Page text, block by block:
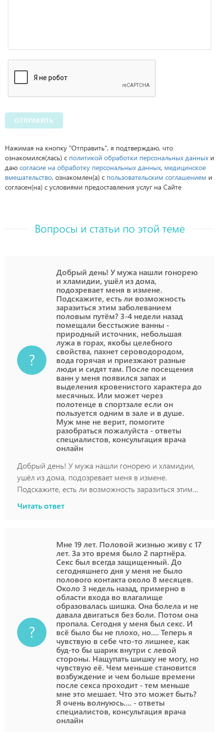
ОТПРАВИТЬ
Нажимая на кнопку "Отправить", я подтверждаю, что
ознакомился(лась) с политикой обработки персональных данных и
даю согласие на обработку персональных данных, медицинское
вмешательство, ознакомлен(а) с пользовательским соглашением и
согласен(на) с условиями предоставления услуг на Сайте
Вопросы и статьи по этой теме
Добрый день! У мужа нашли гонорею
и хламидии, ушёл из дома,
подозревает меня в измене.
Подскажите, есть ли возможность
заразиться этим заболеванием
половым путём? 3-4 недели назад
помещали бесстыжие ванны -
природный источник, небольшая
лужа в горах, якобы целебного
свойства, пахнет сероводородом,
вода горячая и приезжают разные
люди и сидят там. После посещения
ванн у меня появился запах и
выделения кровенистого характера до
месячных. Или может через
полотенце в спортзале если он
пользуется одним в зале и в душе.
Муж мне не верит, помогите
разобраться пожалуйста - ответы
специалистов, консультация врача
онлайн
Добрый день! У мужа нашли гонорею и хламидии,
ушёл из дома, подозревает меня в измене.
Подскажите, есть ли возможность заразиться этим
разные люди и сидят там. После посещения ванн у
меня появился запах и выделения кровенистого
характера до месячных. Или может через полотенце
в спортзале если он пользуется одним в зале и в
душе. Муж мне не верит, помогите разобраться
пожалуйста
Читать ответ
Мне 19 лет. Половой жизнью живу с 17
лет. За это время было 2 партнёра.
Секс был всегда защищенный. До
сегодняшнего дня у меня не было
полового контакта около 8 месяцев.
Около 3 недель назад, примерно в
области входа во влагалище
образовалась шишка. Она болела и не
давала двигаться без боли. Потом она
пропала. Сегодня у меня был секс. И
всё было бы не плохо, но.... Теперь я
чувствую в себе что-то лишнее, как
буд-то бы шарик внутри с левой
стороны. Нащупать шишку не могу, но
чувствую её. Чем меньше становится
возбуждение и чем больше времени
после секса проходит - тем меньше
мне это мешает. Что это может быть?
Я очень волнуюсь.... - ответы
специалистов, консультация врача
онлайн